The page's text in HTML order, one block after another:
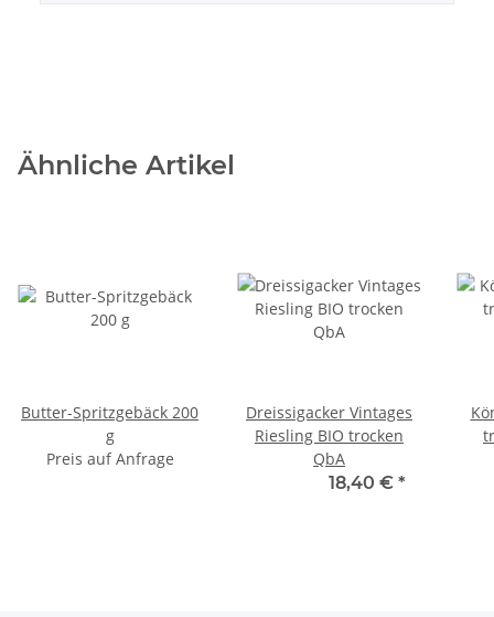
Ähnliche Artikel
Butter-Spritzgebäck 200
g
Preis auf Anfrage
Dreissigacker Vintages
Riesling BIO trocken
QbA
18,40 € *